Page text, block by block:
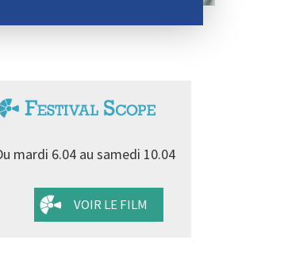
mardi 6.04 au samedi 10.04
VOIR LE FILM